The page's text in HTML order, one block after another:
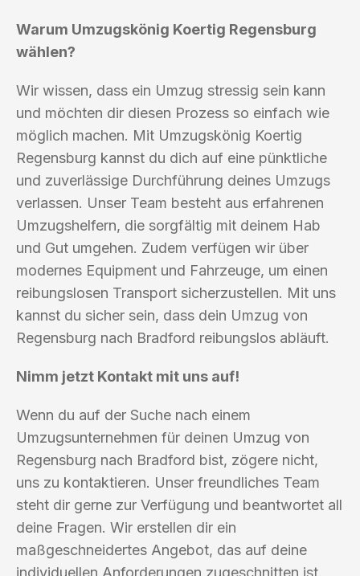
Warum Umzugskönig Koertig Regensburg
wählen?
Wir wissen, dass ein Umzug stressig sein kann
und möchten dir diesen Prozess so einfach wie
möglich machen. Mit Umzugskönig Koertig
Regensburg kannst du dich auf eine pünktliche
und zuverlässige Durchführung deines Umzugs
verlassen. Unser Team besteht aus erfahrenen
Umzugshelfern, die sorgfältig mit deinem Hab
und Gut umgehen. Zudem verfügen wir über
modernes Equipment und Fahrzeuge, um einen
reibungslosen Transport sicherzustellen. Mit uns
kannst du sicher sein, dass dein Umzug von
Regensburg nach Bradford reibungslos abläuft.
Nimm jetzt Kontakt mit uns auf!
Wenn du auf der Suche nach einem
Umzugsunternehmen für deinen Umzug von
Regensburg nach Bradford bist, zögere nicht,
uns zu kontaktieren. Unser freundliches Team
steht dir gerne zur Verfügung und beantwortet all
deine Fragen. Wir erstellen dir ein
maßgeschneidertes Angebot, das auf deine
individuellen Anforderungen zugeschnitten ist.